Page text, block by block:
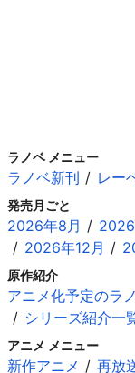
ラノベ メニュー
ラノベ新刊 レー
発売月ごと
2026年8月
2026年12月
原作紹介
アニメ化予定のラ
シリーズ紹介一
アニメ メニュー
新作アニメ 再放